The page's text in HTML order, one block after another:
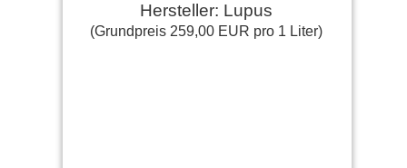
Hersteller: Lupus
(Grundpreis 259,00 EUR pro 1 Liter)